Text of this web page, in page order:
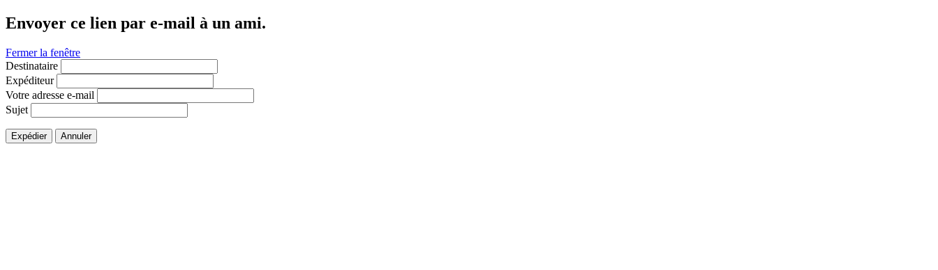
Envoyer ce lien par e-mail à un ami.
Fermer la fenêtre
Destinataire
Expéditeur
Votre adresse e-mail
Sujet
Expédier Annuler